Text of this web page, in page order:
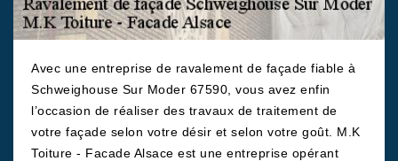
Avec une entreprise de ravalement de façade fiable à
Schweighouse Sur Moder 67590, vous avez enfin
l’occasion de réaliser des travaux de traitement de
votre façade selon votre désir et selon votre goût. M.K
Toiture - Facade Alsace est une entreprise opérant